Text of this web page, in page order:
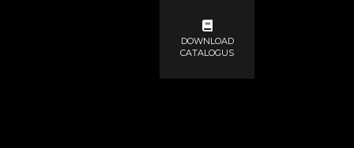
DOWNLOAD
CATALOGUS